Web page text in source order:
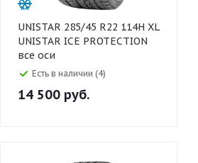
UNISTAR 285/45 R22 114H XL
UNISTAR ICE PROTECTION
все оси
Есть в наличии (4)
14 500 руб.